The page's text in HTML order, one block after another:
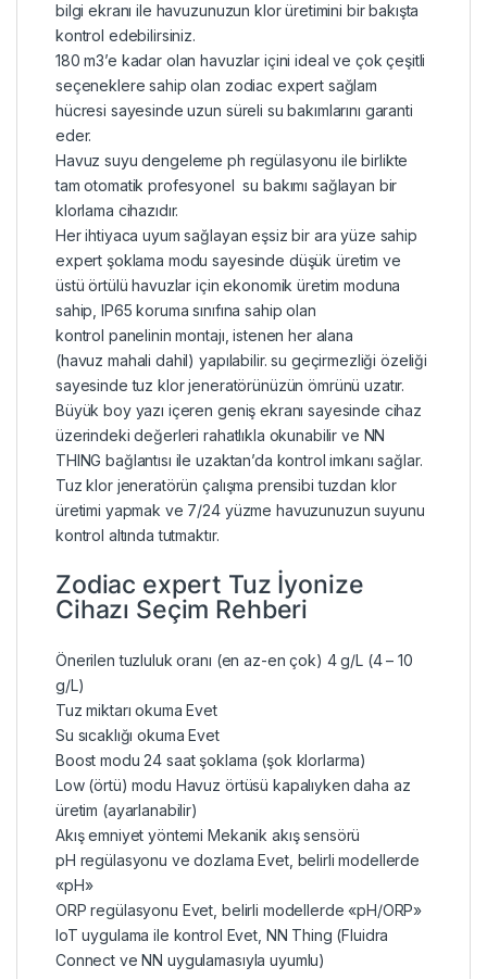
bilgi ekranı ile havuzunuzun klor üretimini bir bakışta
kontrol edebilirsiniz.
180 m3’e kadar olan havuzlar içini ideal ve çok çeşitli
seçeneklere sahip olan zodiac expert sağlam
hücresi sayesinde uzun süreli su bakımlarını garanti
eder.
Havuz suyu dengeleme ph regülasyonu ile birlikte
tam otomatik profesyonel su bakımı sağlayan bir
klorlama cihazıdır.
Her ihtiyaca uyum sağlayan eşsiz bir ara yüze sahip
expert şoklama modu sayesinde düşük üretim ve
üstü örtülü havuzlar için ekonomik üretim moduna
sahip, IP65 koruma sınıfına sahip olan
kontrol panelinin montajı, istenen her alana
(havuz mahali dahil) yapılabilir. su geçirmezliği özeliği
sayesinde tuz klor jeneratörünüzün ömrünü uzatır.
Büyük boy yazı içeren geniş ekranı sayesinde cihaz
üzerindeki değerleri rahatlıkla okunabilir ve NN
THING bağlantısı ile uzaktan’da kontrol imkanı sağlar.
Tuz klor jeneratörün çalışma prensibi tuzdan klor
üretimi yapmak ve 7/24 yüzme havuzunuzun suyunu
kontrol altında tutmaktır.
Zodiac expert Tuz İyonize
Cihazı Seçim Rehberi
Önerilen tuzluluk oranı (en az-en çok) 4 g/L (4 – 10
g/L)
Tuz miktarı okuma Evet
Su sıcaklığı okuma Evet
Boost modu 24 saat şoklama (şok klorlarma)
Low (örtü) modu Havuz örtüsü kapalıyken daha az
üretim (ayarlanabilir)
Akış emniyet yöntemi Mekanik akış sensörü
pH regülasyonu ve dozlama Evet, belirli modellerde
«pH»
ORP regülasyonu Evet, belirli modellerde «pH/ORP»
IoT uygulama ile kontrol Evet, NN Thing (Fluidra
Connect ve NN uygulamasıyla uyumlu)